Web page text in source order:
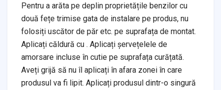
Pentru a arăta pe deplin proprietățile benzilor cu
două fețe trimise gata de instalare pe produs, nu
folosiți uscător de păr etc. pe suprafața de montat.
Aplicați căldură cu . Aplicați șervețelele de
amorsare incluse în cutie pe suprafața curățată.
Aveți grijă să nu îl aplicați în afara zonei în care
produsul va fi lipit. Aplicați produsul dintr-o singură